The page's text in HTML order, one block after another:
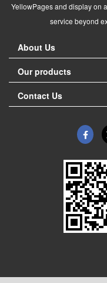
YellowPages and display on
service beyond
About Us
Our products
Contact Us